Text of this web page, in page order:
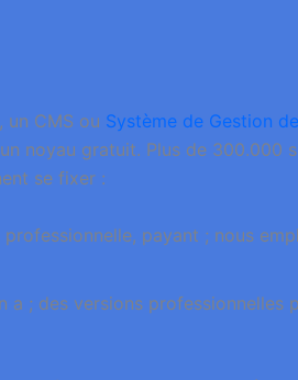
, un CMS ou Système de Gestion
noyau gratuit. Plus de 300.000
se fixer :
payant ; nous
a ; des versions professionnelles